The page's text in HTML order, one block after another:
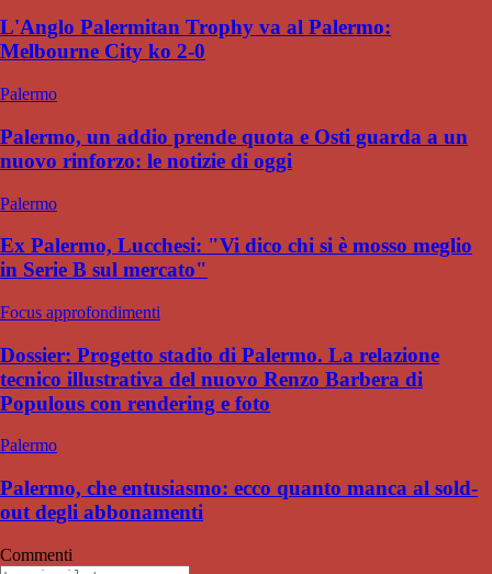
L'Anglo Palermitan Trophy va al Palermo:
Melbourne City ko 2-0
Palermo
Palermo, un addio prende quota e Osti guarda a un
nuovo rinforzo: le notizie di oggi
Palermo
Ex Palermo, Lucchesi: "Vi dico chi si è mosso meglio
in Serie B sul mercato"
Focus approfondimenti
Dossier: Progetto stadio di Palermo. La relazione
tecnico illustrativa del nuovo Renzo Barbera di
Populous con rendering e foto
Palermo
Palermo, che entusiasmo: ecco quanto manca al sold-
out degli abbonamenti
Commenti